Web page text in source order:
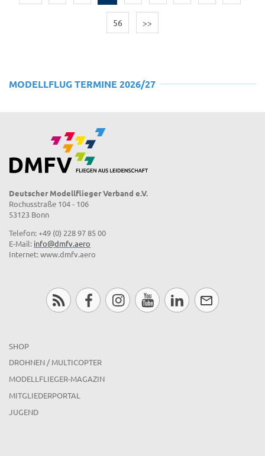
56 >>
MODELLFLUG TERMINE 2026/27
Deutscher Modellflieger Verband e.V.
Rochusstraße 104 - 106
53123 Bonn
Telefon: +49 (0) 228 97 85 00
E-Mail: info@dmfv.aero
Internet: www.dmfv.aero
SHOP
DROHNEN / MULTICOPTER
MODELLFLIEGER-MAGAZIN
MITGLIEDERPORTAL
JUGEND